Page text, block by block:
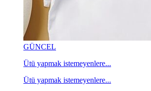
GÜNCEL
Ütü yapmak istemeyenlere...
Ütü yapmak istemeyenlere...